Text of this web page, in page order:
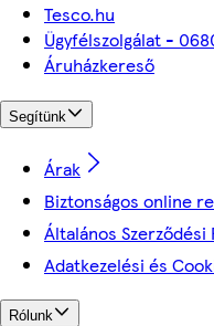
Tesco.hu
Ügyfélszolgálat -
Áruházkereső
Segítünk
Árak
Biztonságos online
Általános
Adatkezelési és
Rólunk